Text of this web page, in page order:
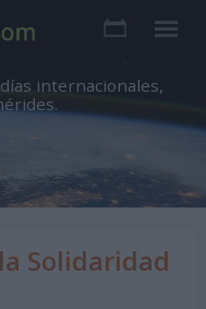
internacionales,
Solidaridad